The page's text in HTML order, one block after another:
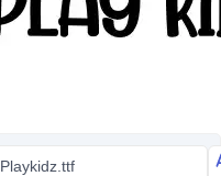
Playkidz.ttf